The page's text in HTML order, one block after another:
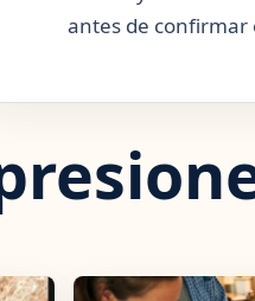
antes de confirmar